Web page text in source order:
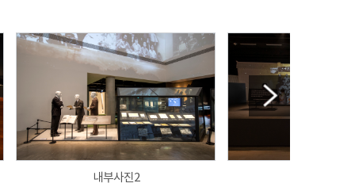
내부사진2